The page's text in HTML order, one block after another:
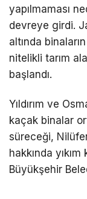
yapılmaması
devreye girdi.
altında
nitelikli tarım
başlandı.
Yıldırım ve
kaçak binalar
süreceği,
hakkında
Büyükşehir